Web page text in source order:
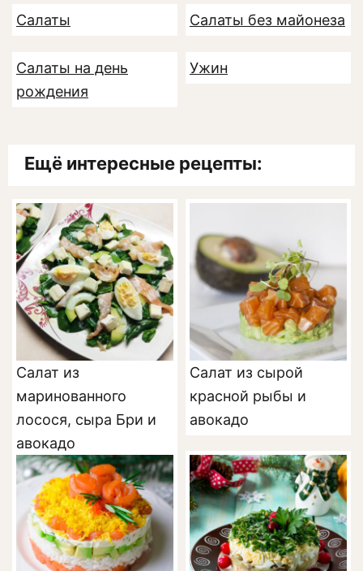
Салаты Салаты без майонеза
Салаты на день
рождения
Ужин
Ещё интересные рецепты:
Салат из
маринованного
лосося, сыра Бри и
авокадо
Салат из сырой
красной рыбы и
авокадо